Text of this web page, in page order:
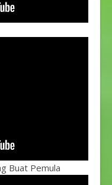
Buat Pemula